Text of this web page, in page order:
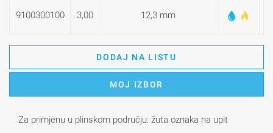
9100300100 3,00 12,3 mm
DODAJ NA LISTU
MOJ IZBOR
Za primjenu u plinskom području: žuta oznaka na upit